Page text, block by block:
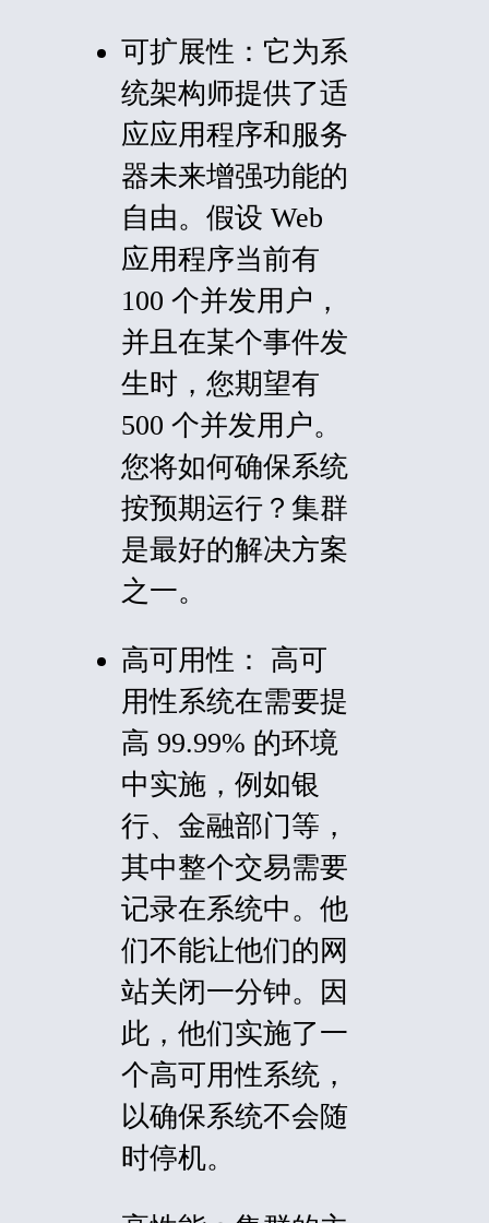
可扩展性： 它为系
统架构师提供了适
应应用程序和服务
器未来增强功能的
自由。假设 Web
应用程序当前有
100 个并发用户，
并且在某个事件发
生时，您期望有
500 个并发用户。
您将如何确保系统
按预期运行？集群
是最好的解决方案
之一。
高可用性：
高可
用性系统在需要提
高 99.99% 的环境
中实施，例如银
行、金融部门等，
其中整个交易需要
记录在系统中。他
们不能让他们的网
站关闭一分钟。因
此，他们实施了一
个高可用性系统，
以确保系统不会随
时停机。